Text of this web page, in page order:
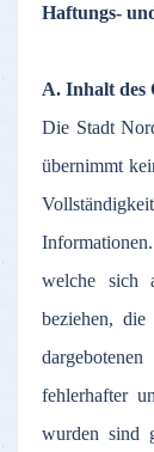
Haftungs-
A. Inhalt des
Die Stadt
übernimmt
Vollständigkeit
Informationen
welche
sich
beziehen, die
dargebotenen
fehlerhafter
wurden sind